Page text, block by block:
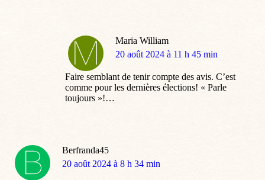
Maria William
dit
20 août 2024 à 11 h 45 min
Faire semblant de tenir compte des avis. C’est
comme pour les dernières élections! « Parle
toujours »!…
Berfranda45
dit
20 août 2024 à 8 h 34 min